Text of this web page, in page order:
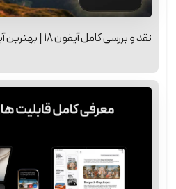
نقد و بررسی کامل آیفون ۱۸ | بهترین آیفون تاریخ؟